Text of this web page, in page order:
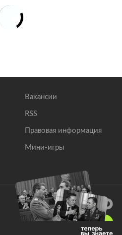
Вакансии
RSS
Правовая информация
Мини-игры